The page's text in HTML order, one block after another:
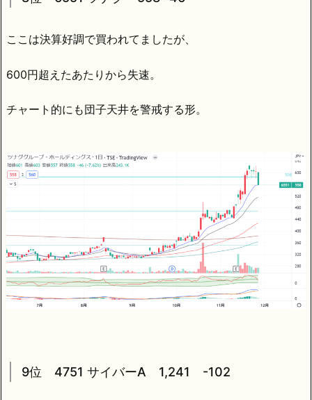
ここは決算好調で買われてましたが、
600円超えたあたりから失速。
チャート的にも団子天井を警戒する形。
9位 4751 サイバーA 1,241 -102